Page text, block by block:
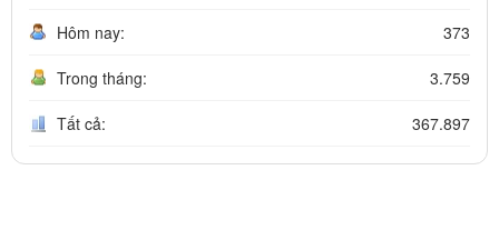
Hôm nay: 373
Trong tháng: 3.759
Tất cả: 367.897